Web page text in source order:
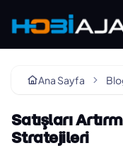
Ana Sayfa
Satışları
Stratejileri